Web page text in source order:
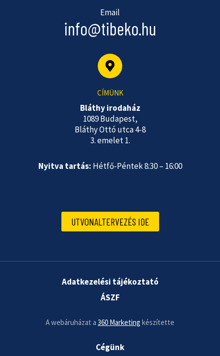
Email
info@tibeko.hu
CÍMÜNK
Bláthy irodaház
1089 Budapest,
Bláthy Ottó utca 4-8
3. emelet 1.
Nyitva tartás: Hétfő-Péntek 8:30 – 16:00
UTVONALTERVEZÉS IDE
Cégünk
Adatkezelési tájékoztató
ÁSZF
A webáruházat a 360 Marketing készítette